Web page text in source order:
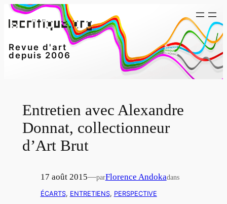
Aller
au
Revue d'art
depuis 2006
Entretien avec Alexandre
Donnat, collectionneur
d’Art Brut
17 août 2015—parFlorence Andokadans
ÉCARTS, ENTRETIENS, PERSPECTIVE